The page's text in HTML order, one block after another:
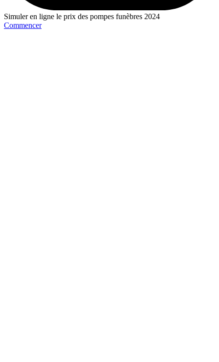
Simuler en ligne le prix des pompes funèbres 2024
Commencer